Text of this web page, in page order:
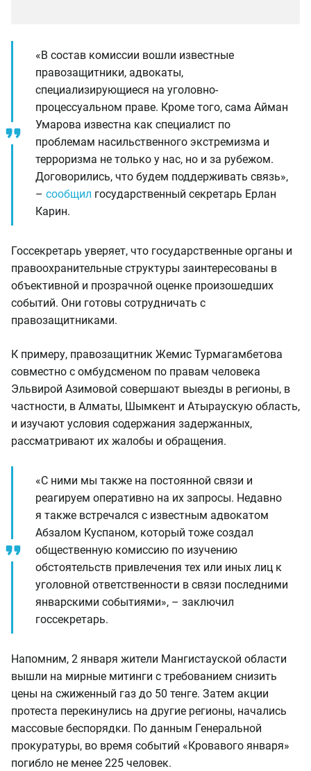
«В состав комиссии вошли известные
правозащитники, адвокаты,
специализирующиеся на уголовно-
процессуальном праве. Кроме того, сама Айман
Умарова известна как специалист по
проблемам насильственного экстремизма и
терроризма не только у нас, но и за рубежом.
Договорились, что будем поддерживать связь»,
– сообщил государственный секретарь Ерлан
Карин.
Госсекретарь уверяет, что государственные органы и
правоохранительные структуры заинтересованы в
объективной и прозрачной оценке произошедших
событий. Они готовы сотрудничать с
правозащитниками.
К примеру, правозащитник Жемис Турмагамбетова
совместно с омбудсменом по правам человека
Эльвирой Азимовой совершают выезды в регионы, в
частности, в Алматы, Шымкент и Атыраускую область,
и изучают условия содержания задержанных,
рассматривают их жалобы и обращения.
«С ними мы также на постоянной связи и
реагируем оперативно на их запросы. Недавно
я также встречался с известным адвокатом
Абзалом Куспаном, который тоже создал
общественную комиссию по изучению
обстоятельств привлечения тех или иных лиц к
уголовной ответственности в связи последними
январскими событиями», – заключил
госсекретарь.
Напомним, 2 января жители Мангистауской области
вышли на мирные митинги с требованием снизить
цены на сжиженный газ до 50 тенге. Затем акции
протеста перекинулись на другие регионы, начались
массовые беспорядки. По данным Генеральной
прокуратуры, во время событий «Кровавого января»
погибло не менее 225 человек.